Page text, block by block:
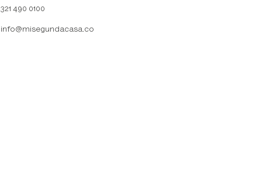
321 490 0100
info@misegundacasa.co